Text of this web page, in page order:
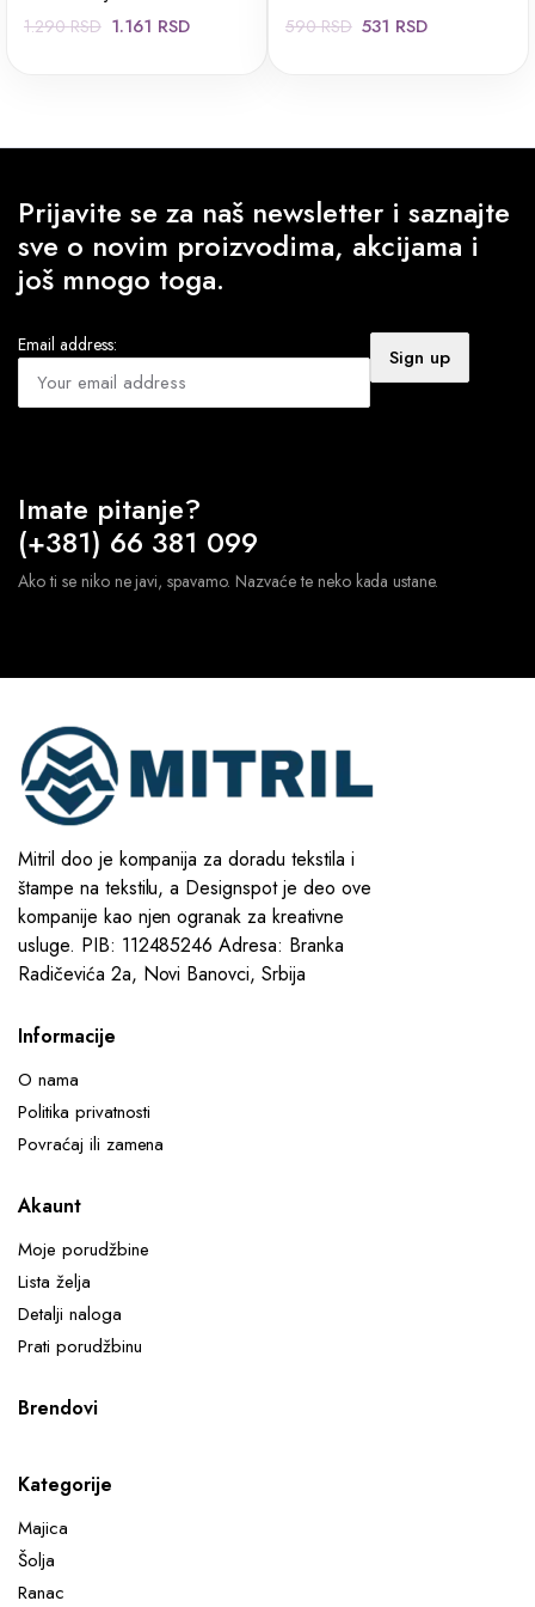
1.290RSD Originalna
1.161 RSDTrenutna
590RSD Originalna
531 RSDTrenutna
Prijavite se za naš newsletter i saznajte
sve o novim proizvodima, akcijama i
još mnogo toga.
Email address:
Imate pitanje?
(+381) 66 381 099
Ako ti se niko ne javi, spavamo. Nazvaće te neko kada ustane.
Mitril doo je kompanija za doradu tekstila i
štampe na tekstilu, a Designspot je deo ove
kompanije kao njen ogranak za kreativne
usluge. PIB: 112485246 Adresa: Branka
Radičevića 2a, Novi Banovci, Srbija
Informacije
O nama
Politika privatnosti
Povraćaj ili zamena
Akaunt
Moje porudžbine
Lista želja
Detalji naloga
Prati porudžbinu
Brendovi
Kategorije
Majica
Šolja
Ranac